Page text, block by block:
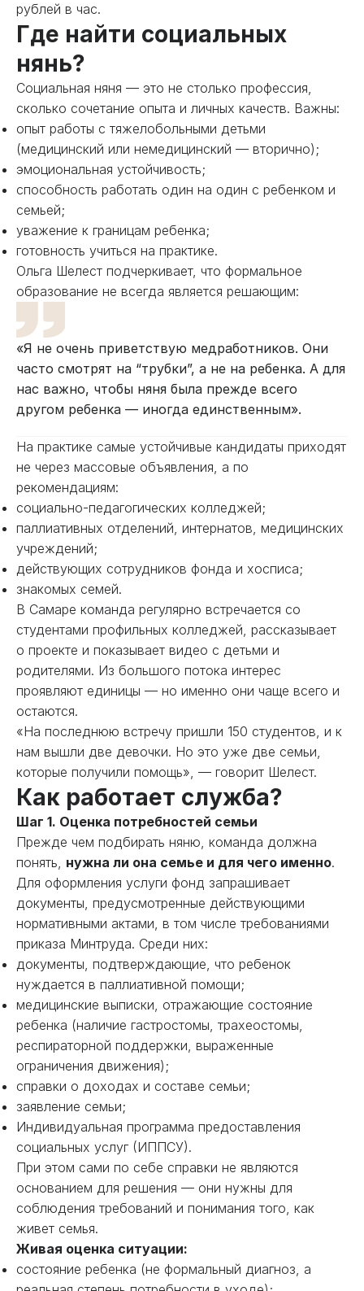
рублей в час.
Где найти социальных
нянь?
Социальная няня — это не столько профессия,
сколько сочетание опыта и личных качеств. Важны:
опыт работы с тяжелобольными детьми
(медицинский или немедицинский — вторично);
эмоциональная устойчивость;
способность работать один на один с ребенком и
семьей;
уважение к границам ребенка;
готовность учиться на практике.
Ольга Шелест подчеркивает, что формальное
образование не всегда является решающим:
«Я не очень приветствую медработников. Они
часто смотрят на “трубки”, а не на ребенка. А для
нас важно, чтобы няня была прежде всего
другом ребенка — иногда единственным».
На практике самые устойчивые кандидаты приходят
не через массовые объявления, а по
рекомендациям:
социально-педагогических колледжей;
паллиативных отделений, интернатов, медицинских
учреждений;
действующих сотрудников фонда и хосписа;
знакомых семей.
В Самаре команда регулярно встречается со
студентами профильных колледжей, рассказывает
о проекте и показывает видео с детьми и
родителями. Из большого потока интерес
проявляют единицы — но именно они чаще всего и
остаются.
«На последнюю встречу пришли 150 студентов, и к
нам вышли две девочки. Но это уже две семьи,
которые получили помощь», — говорит Шелест.
Как работает служба?
Шаг 1. Оценка потребностей семьи
Прежде чем подбирать няню, команда должна
понять, нужна ли она семье и для чего именно.
Для оформления услуги фонд запрашивает
документы, предусмотренные действующими
нормативными актами, в том числе требованиями
приказа Минтруда. Среди них:
документы, подтверждающие, что ребенок
нуждается в паллиативной помощи;
медицинские выписки, отражающие состояние
ребенка (наличие гастростомы, трахеостомы,
респираторной поддержки, выраженные
ограничения движения);
справки о доходах и составе семьи;
заявление семьи;
Индивидуальная программа предоставления
социальных услуг (ИППСУ).
При этом сами по себе справки не являются
основанием для решения — они нужны для
соблюдения требований и понимания того, как
живет семья.
Живая оценка ситуации:
состояние ребенка (не формальный диагноз, а